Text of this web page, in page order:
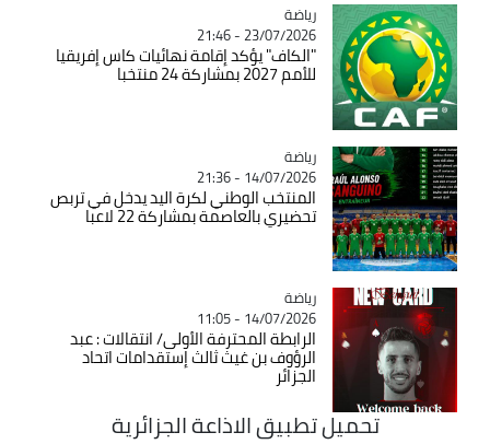
Catégorie
رياضة
23/07/2026 - 21:46
"الكاف" يؤكد إقامة نهائيات كاس إفريقيا
للأمم 2027 بمشاركة 24 منتخبا
Catégorie
رياضة
14/07/2026 - 21:36
المنتخب الوطني لكرة اليد يدخل في تربص
تحضيري بالعاصمة بمشاركة 22 لاعبا
Catégorie
رياضة
14/07/2026 - 11:05
الرابطة المحترفة الأولى/ انتقالات : عبد
الرؤوف بن غيث ثالث إستقدامات اتحاد
الجزائر
تحميل تطبيق الاذاعة الجزائرية